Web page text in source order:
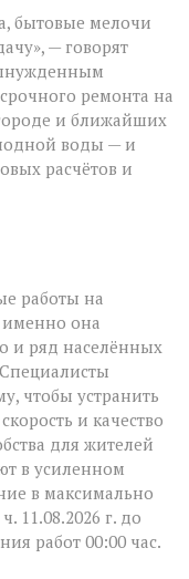
воды
ни
туда
ни
сюда:
в
Зверево
и
окрестностях —
бытовые мелочи
— говорят
ремонта на
и ближайших
воды — и
расчётов и
работы на
она
и ряд населённых
чтобы устранить
и качество
для жителей
в усиленном
в максимально
11.08.2026 г. до
работ 00:00 час.